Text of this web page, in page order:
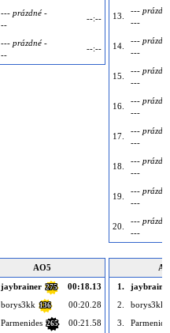
--- prázdné -
--
--:--
--- prázdné -
--
--:--
13.
---
---
14.
---
---
15.
---
---
16.
---
---
17.
---
---
18.
---
---
19.
---
---
20.
---
---
AO5
jaybrainer 275
00:18.13
borys3kk 136
00:20.28
Parmenides 265
00:21.58
1.
2.
borys3kk
3.